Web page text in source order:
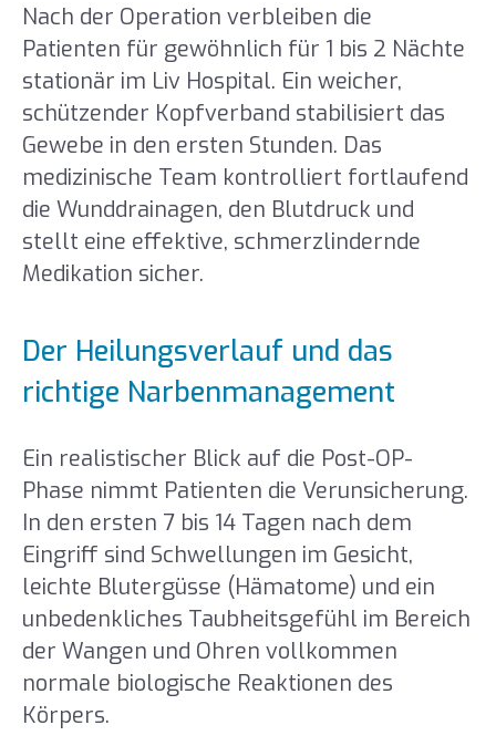
Nach der Operation verbleiben die
Patienten für gewöhnlich für 1 bis 2 Nächte
stationär im Liv Hospital. Ein weicher,
schützender Kopfverband stabilisiert das
Gewebe in den ersten Stunden. Das
medizinische Team kontrolliert fortlaufend
die Wunddrainagen, den Blutdruck und
stellt eine effektive, schmerzlindernde
Medikation sicher.
Der Heilungsverlauf und das
richtige Narbenmanagement
Ein realistischer Blick auf die Post-OP-
Phase nimmt Patienten die Verunsicherung.
In den ersten 7 bis 14 Tagen nach dem
Eingriff sind Schwellungen im Gesicht,
leichte Blutergüsse (Hämatome) und ein
unbedenkliches Taubheitsgefühl im Bereich
der Wangen und Ohren vollkommen
normale biologische Reaktionen des
Körpers.